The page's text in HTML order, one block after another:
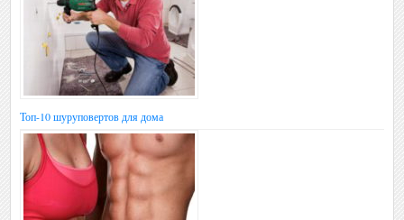
Топ-10 шуруповертов для дома